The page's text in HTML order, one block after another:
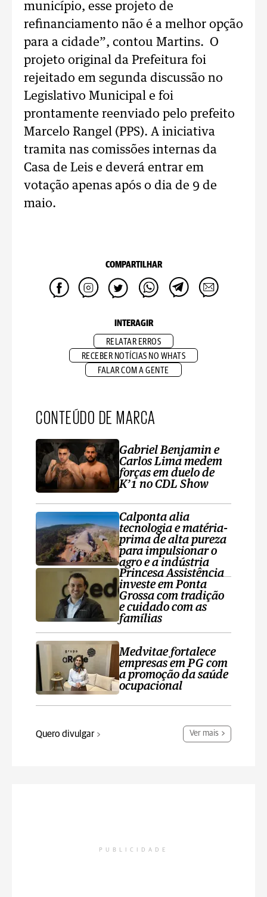
município, esse projeto de
refinanciamento não é a melhor opção
para a cidade”, contou Martins. O
projeto original da Prefeitura foi
rejeitado em segunda discussão no
Legislativo Municipal e foi
prontamente reenviado pelo prefeito
Marcelo Rangel (PPS). A iniciativa
tramita nas comissões internas da
Casa de Leis e deverá entrar em
votação apenas após o dia de 9 de
maio.
COMPARTILHAR
INTERAGIR
RELATAR ERROS
RECEBER NOTÍCIAS NO WHATS
FALAR COM A GENTE
CONTEÚDO DE MARCA
Gabriel Benjamin e
Carlos Lima medem
forças em duelo de
K’1 no CDL Show
Calponta alia
tecnologia e matéria-
prima de alta pureza
para impulsionar o
agro e a indústria
Princesa Assistência
investe em Ponta
Grossa com tradição
e cuidado com as
famílias
Medvitae fortalece
empresas em PG com
a promoção da saúde
ocupacional
Quero divulgar Ver mais
PUBLICIDADE